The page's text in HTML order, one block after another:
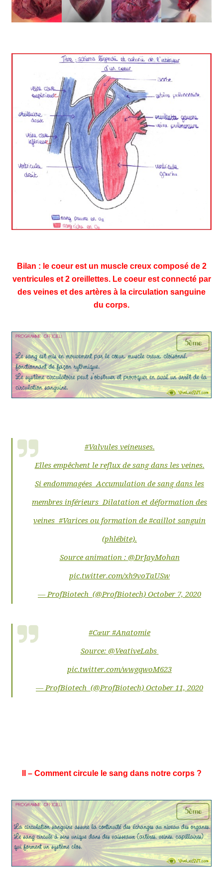
Bilan : le coeur est un muscle creux composé de 2
ventricules et 2 oreillettes. Le coeur est connecté par
des veines et des artères à la circulation sanguine
du corps.
#Valvulesveineuses.
Elles empêchent le reflux de sang dans les veines.
Si endommagées Accumulation de sang dans les
membres inférieurs Dilatation et déformation des
veines #Varices ou formation de #caillot sanguin
(phlébite).
Source animation : @DrJayMohan
pic.twitter.com/xh9voTaUSw
— ProfBiotech (@ProfBiotech) October 7, 2020
#Cœur #Anatomie
Source: @VeativeLabs
pic.twitter.com/wwgqwoM623
— ProfBiotech (@ProfBiotech) October 11, 2020
II – Comment circule le sang dans notre corps ?